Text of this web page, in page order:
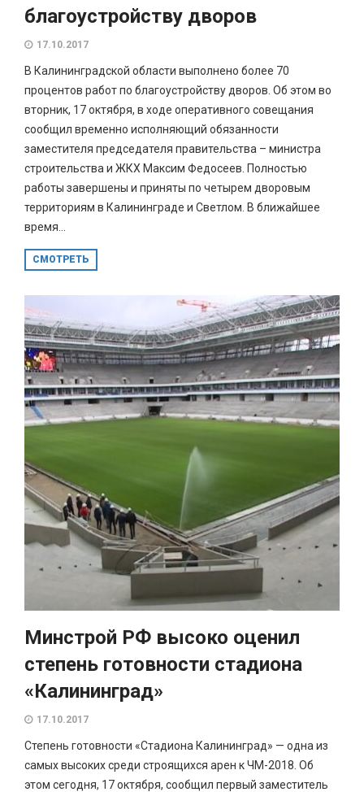
благоустройству дворов
17.10.2017
В Калининградской области выполнено более 70
процентов работ по благоустройству дворов. Об этом во
вторник, 17 октября, в ходе оперативного совещания
сообщил временно исполняющий обязанности
заместителя председателя правительства – министра
строительства и ЖКХ Максим Федосеев. Полностью
работы завершены и приняты по четырем дворовым
территориям в Калининграде и Светлом. В ближайшее
время...
СМОТРЕТЬ
Минстрой РФ высоко оценил
степень готовности стадиона
«Калининград»
17.10.2017
Степень готовности «Стадиона Калининград» — одна из
самых высоких среди строящихся арен к ЧМ-2018. Об
этом сегодня, 17 октября, сообщил первый заместитель